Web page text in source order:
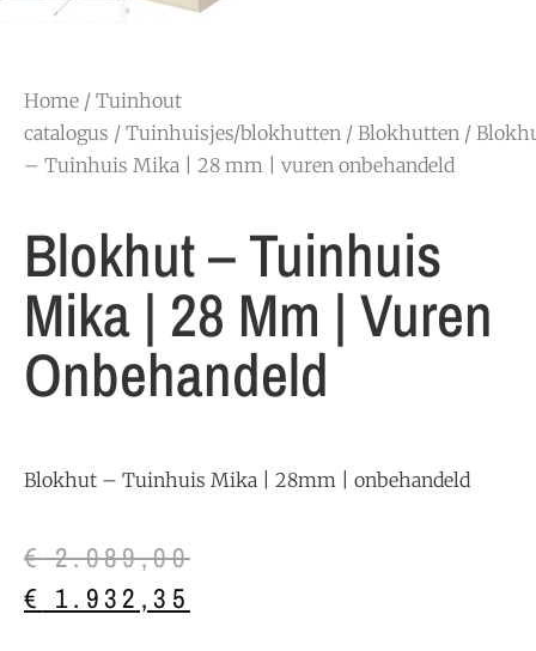
Home / Tuinhout
catalogus / Tuinhuisjes/blokhutten / Blokhutten /
– Tuinhuis Mika | 28 mm | vuren onbehandeld
Blokhut – Tuinhuis
Mika | 28 Mm | Vuren
Onbehandeld
Blokhut – Tuinhuis Mika | 28mm | onbehandeld
€2.089,00
€ 1.932,35